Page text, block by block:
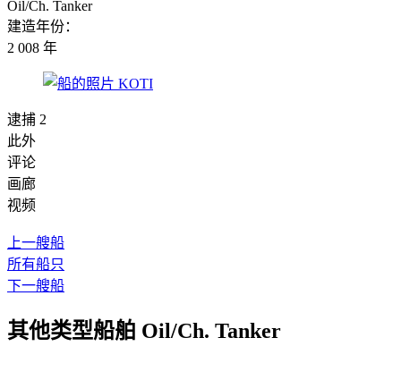
Oil/Ch. Tanker
建造年份：
2 008 年
逮捕 2
此外
评论
画廊
视频
上一艘船
所有船只
下一艘船
其他类型船舶 Oil/Ch. Tanker